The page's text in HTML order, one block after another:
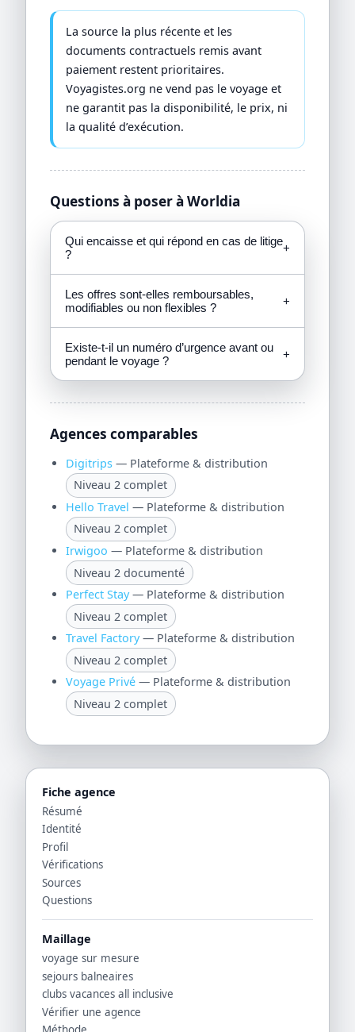
La source la plus récente et les
documents contractuels remis avant
paiement restent prioritaires.
Voyagistes.org ne vend pas le voyage et
ne garantit pas la disponibilité, le prix, ni
la qualité d’exécution.
Questions à poser à Worldia
Qui encaisse et qui répond en cas de litige
?
+
Les offres sont-elles remboursables,
modifiables ou non flexibles ?
+
Existe-t-il un numéro d’urgence avant ou
pendant le voyage ?
+
Agences comparables
Digitrips— Plateforme & distribution
Niveau 2 complet
Hello Travel — Plateforme & distribution
Niveau 2 complet
Irwigoo — Plateforme & distribution
Niveau 2 documenté
Perfect Stay— Plateforme & distribution
Niveau 2 complet
Travel Factory— Plateforme & distribution
Niveau 2 complet
Voyage Privé— Plateforme & distribution
Niveau 2 complet
Fiche agence
Résumé
Identité
Profil
Vérifications
Sources
Questions
Maillage
voyage sur mesure
sejours balneaires
clubs vacances all inclusive
Vérifier une agence